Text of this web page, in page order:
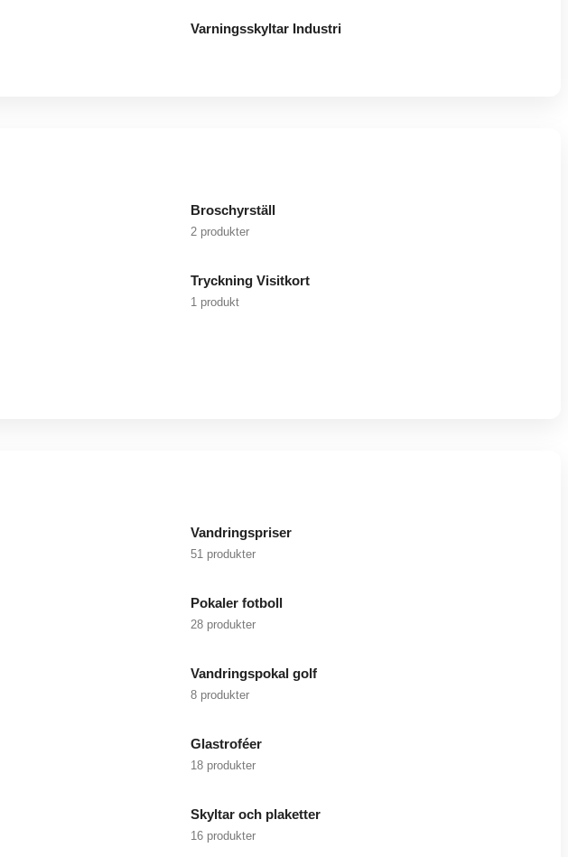
Varningsskyltar Industri
Broschyrställ
2 produkter
Tryckning Visitkort
1 produkt
Vandringspriser
51 produkter
Pokaler fotboll
28 produkter
Vandringspokal golf
8 produkter
Glastroféer
18 produkter
Skyltar och plaketter
16 produkter